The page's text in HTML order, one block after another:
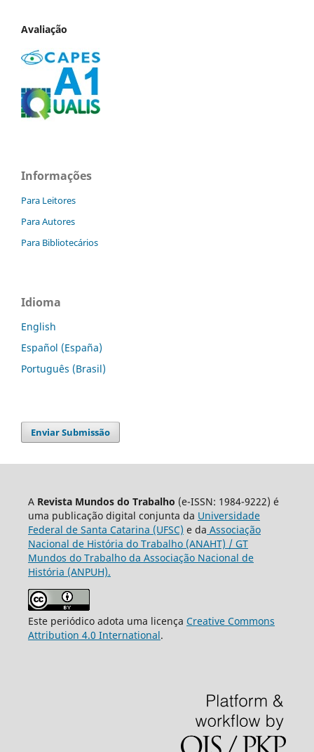
Avaliação
Informações
Para Leitores
Para Autores
Para Bibliotecários
Idioma
English
Español (España)
Português (Brasil)
Enviar Submissão
A Revista Mundos do Trabalho (e-ISSN: 1984-9222) é
uma publicação digital conjunta da Universidade
Federal de Santa Catarina (UFSC) e da Associação
Nacional de História do Trabalho (ANAHT) / GT
Mundos do Trabalho da Associação Nacional de
História (ANPUH).
Este periódico adota uma licença Creative Commons
Attribution 4.0 International.